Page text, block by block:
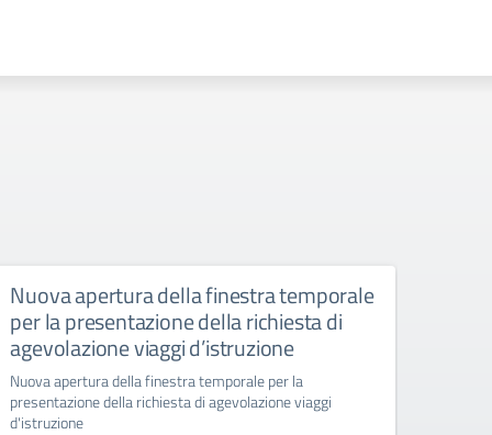
Nuova apertura della finestra temporale
per la presentazione della richiesta di
agevolazione viaggi d’istruzione
Nuova apertura della finestra temporale per la
presentazione della richiesta di agevolazione viaggi
d'istruzione